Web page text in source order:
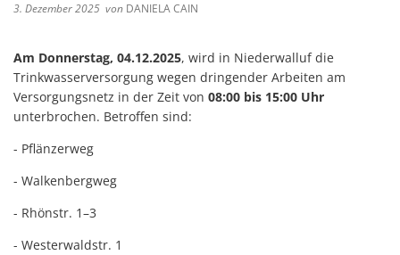
3. Dezember 2025 von DANIELA CAIN
Am Donnerstag, 04.12.2025, wird in Niederwalluf die
Trinkwasserversorgung wegen dringender Arbeiten am
Versorgungsnetz in der Zeit von 08:00 bis 15:00 Uhr
unterbrochen. Betroffen sind:
- Pflänzerweg
- Walkenbergweg
- Rhönstr. 1–3
- Westerwaldstr. 1